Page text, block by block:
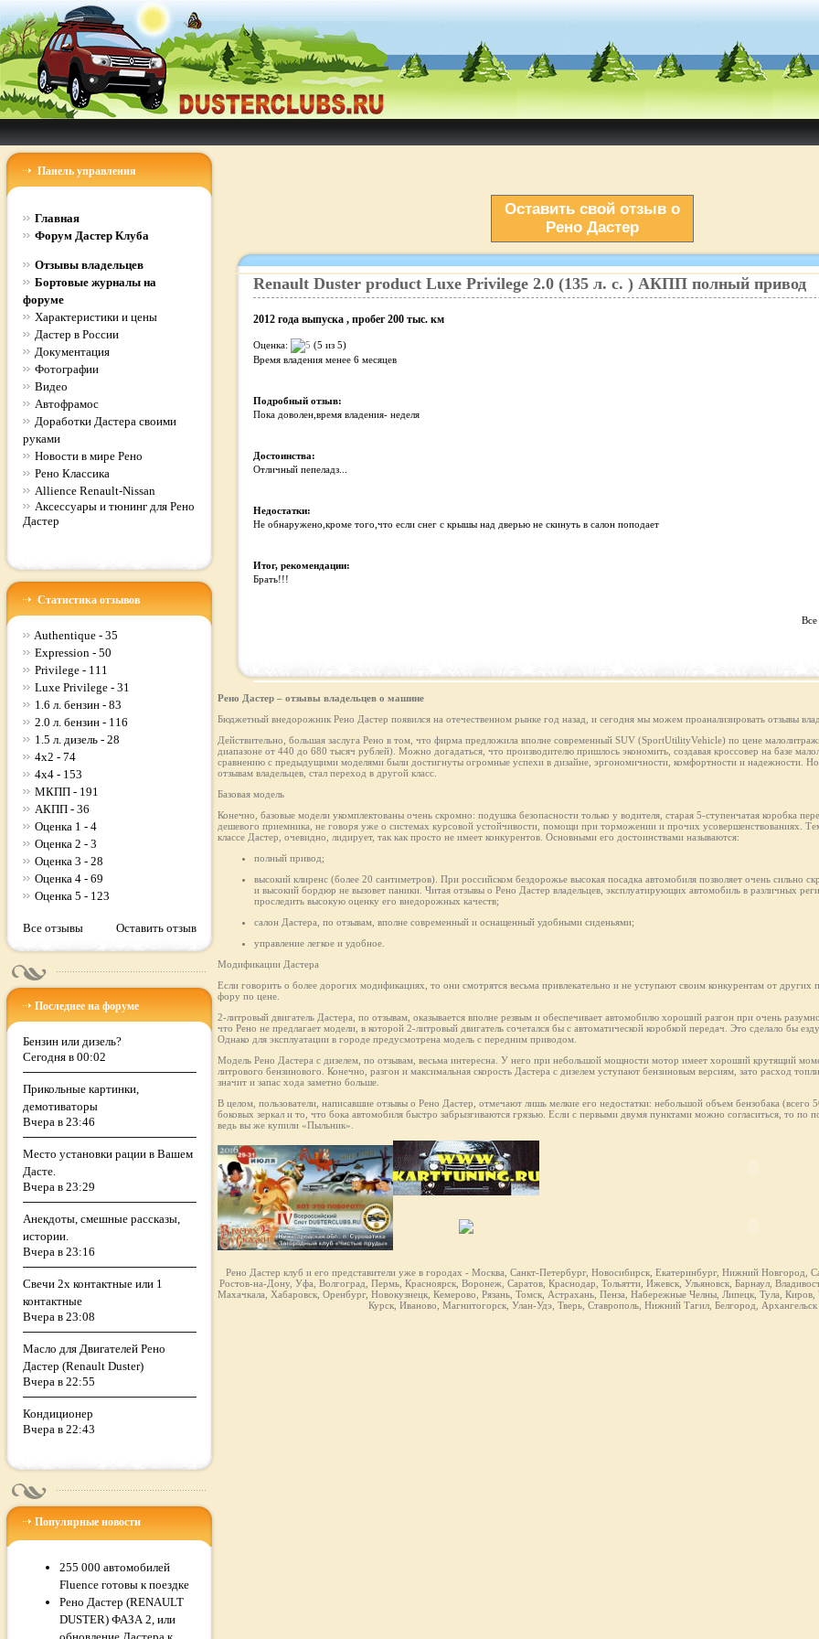
Панель управления
Главная
Форум Дастер Клуба
Отзывы владельцев
Бортовые журналы на
форуме
Характеристики и цены
Дастер в России
Документация
Фотографии
Видео
Автофрамос
Доработки Дастера своими
руками
Новости в мире Рено
Рено Классика
Allience Renault-Nissan
Аксессуары и тюнинг для Рено
Дастер
Статистика отзывов
Authentique - 35
Expression - 50
Privilege - 111
Luxe Privilege - 31
1.6 л. бензин - 83
2.0 л. бензин - 116
1.5 л. дизель - 28
4x2 - 74
4x4 - 153
МКПП - 191
АКПП - 36
Оценка 1 - 4
Оценка 2 - 3
Оценка 3 - 28
Оценка 4 - 69
Оценка 5 - 123
Все отзывы Оставить отзыв
Последнее на форуме
Бензин или дизель?
Сегодня в 00:02
Прикольные картинки,
демотиваторы
Вчера в 23:46
Место установки рации в Вашем
Дасте.
Вчера в 23:29
Анекдоты, смешные рассказы,
истории.
Вчера в 23:16
Свечи 2х контактные или 1
контактные
Вчера в 23:08
Масло для Двигателей Рено
Дастер (Renault Duster)
Вчера в 22:55
Кондиционер
Вчера в 22:43
Популярные новости
255 000 автомобилей
Fluence готовы к поездке
Рено Дастер (RENAULT
DUSTER) ФАЗА 2, или
Оставить свой отзыв о
Рено Дастер
Renault Duster product Luxe Privilege 2.0 (135 л. с. ) АКПП полный привод
2012 года выпуска, пробег 200 тыс. км
Оценка:
(5 из 5)
Время владения менее 6 месяцев
Подробный отзыв:
Пока доволен,время владения- неделя
Достоинства:
Отличный пепеладз...
Недостатки:
Не обнаружено,кроме того,что если снег с крышы над дверью не скинуть в салон поподает
Итог, рекомендации:
Брать!!!
Рено Дастер – отзывы владельцев о машине
Бюджетный внедорожник Рено Дастер появился на отечественном рынке год назад, и сегодня мы можем проанализировать отзывы
Действительно, большая заслуга Рено в том, что фирма предложила вполне современный SUV (SportUtilityVehicle) по цене
диапазоне от 440 до 680 тысяч рублей). Можно догадаться, что производителю пришлось экономить, создавая кроссовер на базе
сравнению с предыдущими моделями были достигнуты огромные успехи в дизайне, эргономичности, комфортности и надежности.
отзывам владельцев, стал переход в другой класс.
Базовая модель
Конечно, базовые модели укомплектованы очень скромно: подушка безопасности только у водителя, старая 5-ступенчатая коробка
дешевого приемника, не говоря уже о системах курсовой устойчивости, помощи при торможении и прочих усовершенствованиях.
классе Дастер, очевидно, лидирует, так как просто не имеет конкурентов. Основными его достоинствами называются:
полный привод;
высокий клиренс (более 20 сантиметров). При российском бездорожье высокая посадка автомобиля позволяет очень сильно
и высокий бордюр не вызовет паники. Читая отзывы о Рено Дастер владельцев, эксплуатирующих автомобиль в различных
проследить высокую оценку его внедорожных качеств;
салон Дастера, по отзывам, вполне современный и оснащенный удобными сиденьями;
управление легкое и удобное.
Модификации Дастера
Если говорить о более дорогих модификациях, то они смотрятся весьма привлекательно и не уступают своим конкурентам от других
фору по цене.
2-литровый двигатель Дастера, по отзывам, оказывается вполне резвым и обеспечивает автомобилю хороший разгон при очень
что Рено не предлагает модели, в которой 2-литровый двигатель сочетался бы с автоматической коробкой передач. Это сделало бы
Однако для эксплуатации в городе предусмотрена модель с передним приводом.
Модель Рено Дастера с дизелем, по отзывам, весьма интересна. У него при небольшой мощности мотор имеет хороший крутящий
литрового бензинового. Конечно, разгон и максимальная скорость Дастерa с дизелем уступают бензиновым версиям, зато расход
значит и запас хода заметно больше.
В целом, пользователи, написавшие отзывы о Рено Дастер, отмечают лишь мелкие его недостатки: небольшой объем бензобака (всего
боковых зеркал и то, что бока автомобиля быстро забрызгиваются грязью. Если с первыми двумя пунктами можно согласиться, то по
ведь вы же купили «Пыльник».
Рено Дастер клуб и его представители уже в городах - Москва, Санкт-Петербург, Новосибирск, Екатеринбург, Нижний Новгород,
Ростов-на-Дону, Уфа, Волгоград, Пермь, Красноярск, Воронеж, Саратов, Краснодар, Тольятти, Ижевск, Ульяновск, Барнаул,
Махачкала, Хабаровск, Оренбург, Новокузнецк, Кемерово, Рязань, Томск, Астрахань, Пенза, Набережные Челны, Липецк, Тула,
Курск, Иваново, Магнитогорск, Улан-Удэ, Тверь, Ставрополь, Нижний Тагил, Белгород, Архангельск